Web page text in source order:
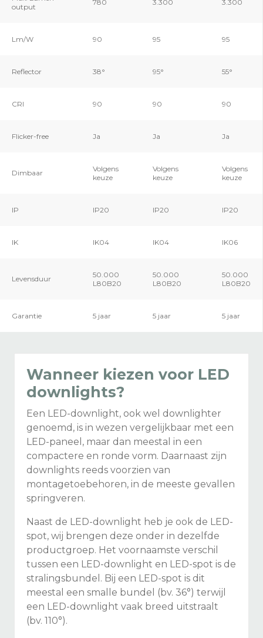
output
780 3.300 3.300
Lm/W 90 95 95
Reflector 38° 95° 55°
CRI 90 90 90
Flicker-free Ja Ja Ja
Dimbaar
Volgens
keuze
Volgens
keuze
Volgens
keuze
IP IP20 IP20 IP20
IK IK04 IK04 IK06
Levensduur
50.000
L80B20
50.000
L80B20
50.000
L80B20
Garantie 5 jaar 5 jaar 5 jaar
Wanneer kiezen voor LED
downlights?
Een LED-downlight, ook wel downlighter
genoemd, is in wezen vergelijkbaar met een
LED-paneel, maar dan meestal in een
compactere en ronde vorm. Daarnaast zijn
downlights reeds voorzien van
montagetoebehoren, in de meeste gevallen
springveren.
Naast de LED-downlight heb je ook de LED-
spot, wij brengen deze onder in dezelfde
productgroep. Het voornaamste verschil
tussen een LED-downlight en LED-spot is de
stralingsbundel. Bij een LED-spot is dit
meestal een smalle bundel (bv. 36°) terwijl
een LED-downlight vaak breed uitstraalt
(bv. 110°).